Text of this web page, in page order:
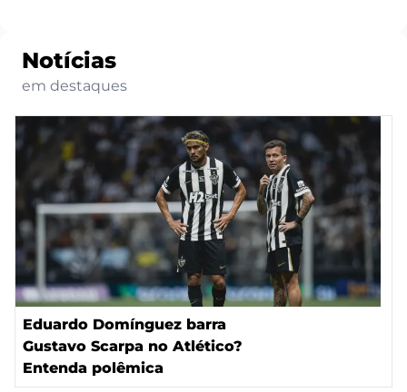
Notícias
em destaques
Eduardo Domínguez barra
Gustavo Scarpa no Atlético?
Entenda polêmica